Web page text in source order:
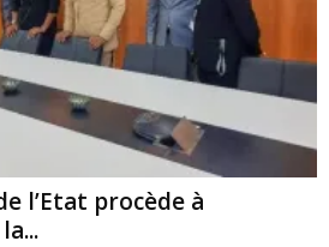
l’Etat procède à